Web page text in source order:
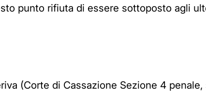
punto rifiuta di essere sottoposto agli
(Corte di Cassazione Sezione 4